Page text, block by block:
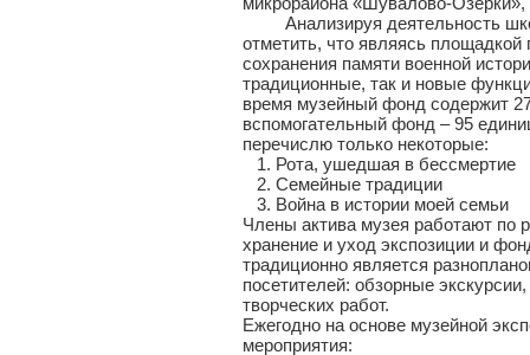
Анализируя деятельность
отметить, что являясь площадкой
сохранения памяти военной
традиционные, так и новые
время музейный фонд содержит
вспомогательный фонд – 95
перечислю только некоторые:
1. Рота, ушедшая в бессмертие
2. Семейные традиции
3. Война в истории моей семьи
Члены актива музея работают по
хранение и уход экспозиции и
традиционно является
посетителей: обзорные
творческих работ.
Ежегодно на основе музейной
мероприятия: